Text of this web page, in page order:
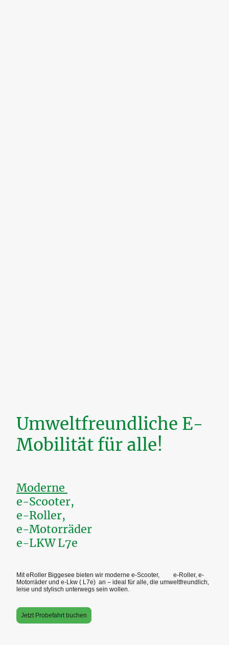
Umweltfreundliche E-
Mobilität für alle!
Moderne
e-Scooter,
e-Roller,
e-Motorräder
e-LKW L7e
Mit eRoller Biggesee bieten wir moderne e-Scooter, e-Roller, e-
Motorräder und e-Lkw ( L7e) an – ideal für alle, die umweltfreundlich,
leise und stylisch unterwegs sein wollen.
Jetzt Probefahrt buchen